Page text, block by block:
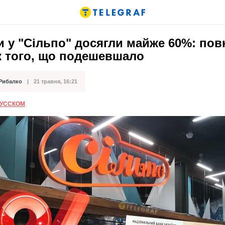
у "Сільпо" досягли майже 60%:
того, що подешевшало
21 травня, 16:21